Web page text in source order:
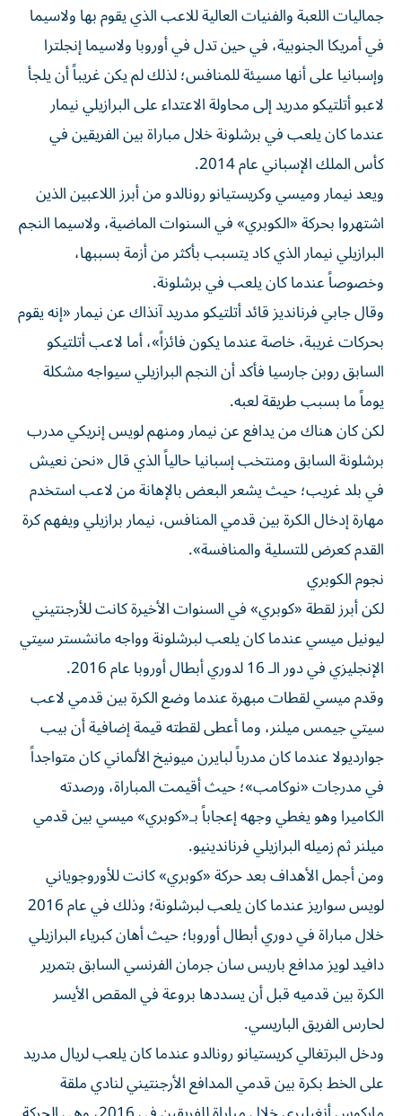
جماليات اللعبة والفنيات العالية للاعب الذي يقوم بها ولاسيما
في أمريكا الجنوبية، في حين تدل في أوروبا ولاسيما إنجلترا
وإسبانيا على أنها مسيئة للمنافس؛ لذلك لم يكن غريباً أن يلجأ
لاعبو أتلتيكو مدريد إلى محاولة الاعتداء على البرازيلي نيمار
عندما كان يلعب في برشلونة خلال مباراة بين الفريقين في
كأس الملك الإسباني عام 2014.
ويعد نيمار وميسي وكريستيانو رونالدو من أبرز اللاعبين الذين
اشتهروا بحركة «الكوبري» في السنوات الماضية، ولاسيما النجم
البرازيلي نيمار الذي كاد يتسبب بأكثر من أزمة بسببها،
وخصوصاً عندما كان يلعب في برشلونة.
وقال جابي فرنانديز قائد أتلتيكو مدريد آنذاك عن نيمار «إنه يقوم
بحركات غريبة، خاصة عندما يكون فائزاً»، أما لاعب أتلتيكو
السابق روبن جارسيا فأكد أن النجم البرازيلي سيواجه مشكلة
يوماً ما بسبب طريقة لعبه.
لكن كان هناك من يدافع عن نيمار ومنهم لويس إنريكي مدرب
برشلونة السابق ومنتخب إسبانيا حالياً الذي قال «نحن نعيش
في بلد غريب؛ حيث يشعر البعض بالإهانة من لاعب استخدم
مهارة إدخال الكرة بين قدمي المنافس، نيمار برازيلي ويفهم كرة
القدم كعرض للتسلية والمنافسة».
نجوم الكوبري
لكن أبرز لقطة «كوبري» في السنوات الأخيرة كانت للأرجنتيني
ليونيل ميسي عندما كان يلعب لبرشلونة وواجه مانشستر سيتي
الإنجليزي في دور الـ 16 لدوري أبطال أوروبا عام 2016.
وقدم ميسي لقطات مبهرة عندما وضع الكرة بين قدمي لاعب
سيتي جيمس ميلنر، وما أعطى لقطته قيمة إضافية أن بيب
جوارديولا عندما كان مدرباً لبايرن ميونيخ الألماني كان متواجداً
في مدرجات «نوكامب»؛ حيث أقيمت المباراة، ورصدته
الكاميرا وهو يغطي وجهه إعجاباً بـ«كوبري» ميسي بين قدمي
ميلنر ثم زميله البرازيلي فرناندينيو.
ومن أجمل الأهداف بعد حركة «كوبري» كانت للأوروجوياني
لويس سواريز عندما كان يلعب لبرشلونة؛ وذلك في عام 2016
خلال مباراة في دوري أبطال أوروبا؛ حيث أهان كبرياء البرازيلي
دافيد لويز مدافع باريس سان جرمان الفرنسي السابق بتمرير
الكرة بين قدميه قبل أن يسددها بروعة في المقص الأيسر
لحارس الفريق الباريسي.
ودخل البرتغالي كريستيانو رونالدو عندما كان يلعب لريال مدريد
على الخط بكرة بين قدمي المدافع الأرجنتيني لنادي ملقة